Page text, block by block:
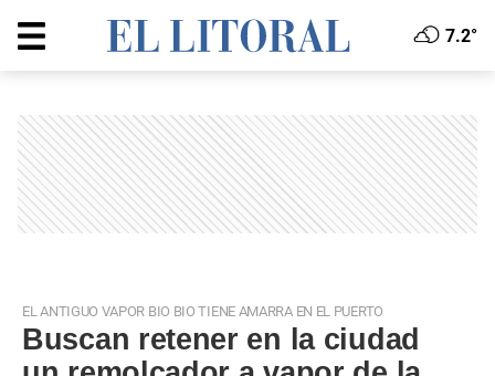
7.2°
EL ANTIGUO VAPOR BIO BIO TIENE AMARRA EN EL PUERTO
Buscan retener en la ciudad